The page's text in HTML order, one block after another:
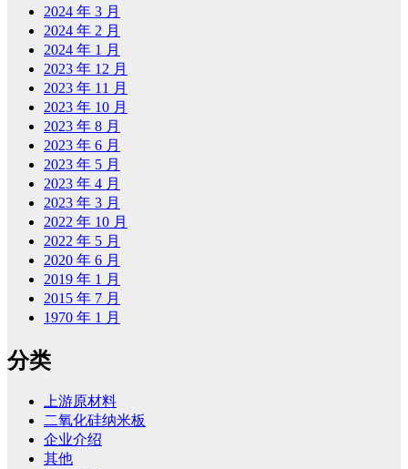
2024 年 3 月
2024 年 2 月
2024 年 1 月
2023 年 12 月
2023 年 11 月
2023 年 10 月
2023 年 8 月
2023 年 6 月
2023 年 5 月
2023 年 4 月
2023 年 3 月
2022 年 10 月
2022 年 5 月
2020 年 6 月
2019 年 1 月
2015 年 7 月
1970 年 1 月
分类
上游原材料
二氧化硅纳米板
企业介绍
其他